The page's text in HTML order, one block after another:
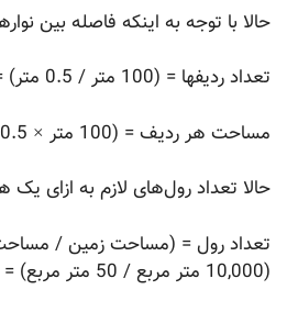
حالا با توجه به اینکه فاصله بین نوارها 0.5 متر است:
تعداد ردیفها = (100 متر / 0.5 متر) = 200 ردیف
مساحت هر ردیف = (100 متر × 0.5 متر) = 50 متر مربع
حالا تعداد رول‌های لازم به ازای یک
تعداد رول = (مساحت زمین / مساحت